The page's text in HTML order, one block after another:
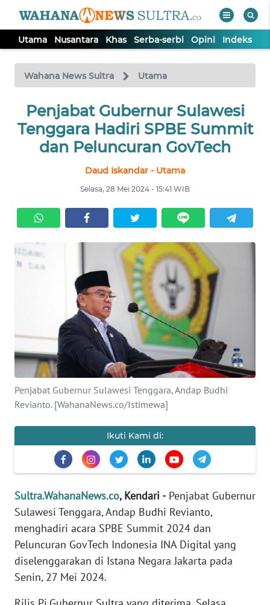
Utama Nusantara Khas Serba-serbi Opini Indeks
Wahana News Sultra Utama
Penjabat Gubernur Sulawesi
Tenggara Hadiri SPBE Summit
dan Peluncuran GovTech
Daud Iskandar - Utama
Selasa, 28 Mei 2024 - 15:41 WIB
Penjabat Gubernur Sulawesi Tenggara, Andap Budhi
Revianto. [WahanaNews.co/Istimewa]
Ikuti Kami di:
Sultra.WahanaNews.co, Kendari -Penjabat Gubernur
Sulawesi Tenggara, Andap Budhi Revianto,
menghadiri acara SPBE Summit 2024 dan
Peluncuran GovTech Indonesia INA Digital yang
diselenggarakan di Istana Negara Jakarta pada
Senin, 27 Mei 2024.
TV
Tutup
UTAMA
NUSANTARA
SERBA-
SERBI
OPINI
KONTAK
KAMI
INFO
PEDOMAN
MEDIA
SIBER
REDAKSI
KARIR